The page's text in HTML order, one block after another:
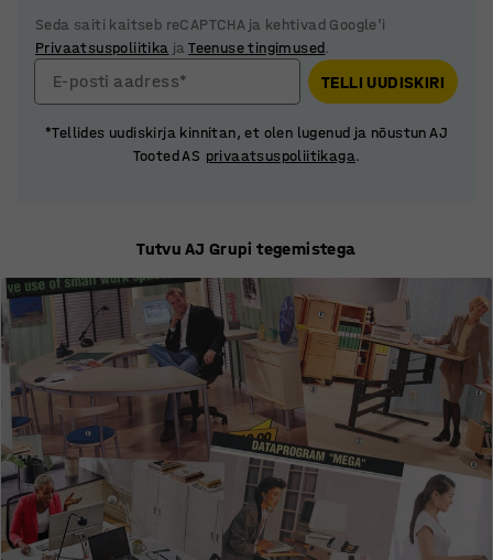
Seda saiti kaitseb reCAPTCHA ja kehtivad Google'i
Privaatsuspoliitika jaTeenuse tingimused.
E-posti aadress* TELLI UUDISKIRI
*Tellides uudiskirja kinnitan, et olen lugenud ja nõustun AJ
Tooted AS privaatsuspoliitikaga.
Tutvu AJ Grupi tegemistega